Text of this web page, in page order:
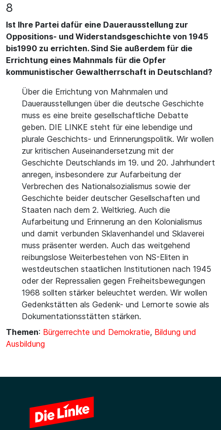
8
Ist Ihre Partei dafür eine Dauerausstellung zur
Oppositions- und Widerstandsgeschichte von 1945
bis1990 zu errichten. Sind Sie außerdem für die
Errichtung eines Mahnmals für die Opfer
kommunistischer Gewaltherrschaft in Deutschland?
Über die Errichtung von Mahnmalen und
Dauerausstellungen über die deutsche Geschichte
muss es eine breite gesellschaftliche Debatte
geben. DIE LINKE steht für eine lebendige und
plurale Geschichts- und Erinnerungspolitik. Wir wollen
zur kritischen Auseinandersetzung mit der
Geschichte Deutschlands im 19. und 20. Jahrhundert
anregen, insbesondere zur Aufarbeitung der
Verbrechen des Nationalsozialismus sowie der
Geschichte beider deutscher Gesellschaften und
Staaten nach dem 2. Weltkrieg. Auch die
Aufarbeitung und Erinnerung an den Kolonialismus
und damit verbunden Sklavenhandel und Sklaverei
muss präsenter werden. Auch das weitgehend
reibungslose Weiterbestehen von NS-Eliten in
westdeutschen staatlichen Institutionen nach 1945
oder der Repressalien gegen Freiheitsbewegungen
1968 sollten stärker beleuchtet werden. Wir wollen
Gedenkstätten als Gedenk- und Lernorte sowie als
Dokumentationsstätten stärken.
Themen: Bürgerrechte und Demokratie, Bildung und
Ausbildung